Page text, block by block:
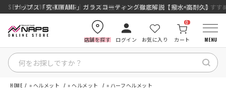
ナップス「究-KIWAMI-」ガラスコーティング徹底解説【撥水×高耐久】
SENA J30/J10を徹底比較｜コスパ最強インカムはどっち？初心者にもおすす
店舗を探す ログイン お気に入り カート
0
MENU
HOME » ヘルメット » ヘルメット » ハーフヘルメット